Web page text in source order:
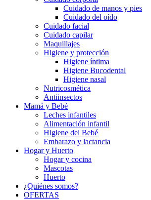
Cuidado de manos y pies
Cuidado del oído
Cuidado facial
Cuidado capilar
Maquillajes
Higiene y protección
Higiene íntima
Higiene Bucodental
Higiene nasal
Nutricosmética
Antiinsectos
Mamá y Bebé
Leches infantiles
Alimentación infantil
Higiene del Bebé
Embarazo y lactancia
Hogar y Huerto
Hogar y cocina
Mascotas
Huerto
¿Quiénes somos?
OFERTAS